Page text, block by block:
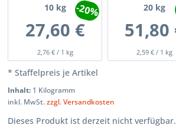
10kg
27,60 €
2,76 € / 1 kg
-20% 20 kg
51,80
2,59 € / 1 kg
* Staffelpreis je Artikel
Inhalt: 1 Kilogramm
inkl. MwSt.zzgl. Versandkosten
Dieses Produkt ist derzeit nicht verfügbar.